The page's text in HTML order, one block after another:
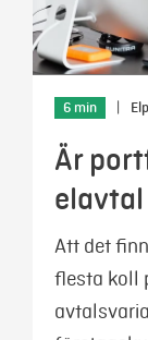
6 min
Är
Att det
flesta koll